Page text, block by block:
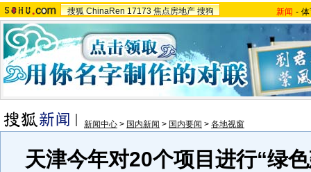
搜狐 ChinaRen 17173 焦点房地产 搜狗 新闻 -
新闻中心 > 国内新闻 > 国内要闻 > 各地视窗
天津今年对20个项目进行“绿